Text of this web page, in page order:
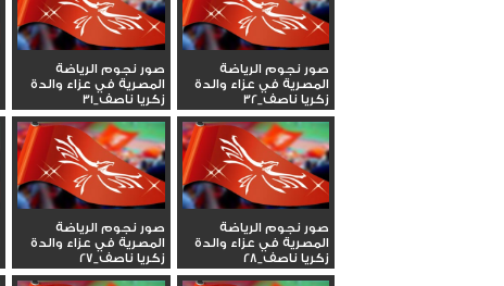
صور نجوم الرياضة
المصرية في عزاء والدة
زكريا ناصف_32
صور نجوم الرياضة
المصرية في عزاء والدة
زكريا ناصف_31
صور نجوم الرياضة
المصرية في عزاء والدة
زكريا ناصف_28
صور نجوم الرياضة
المصرية في عزاء والدة
زكريا ناصف_27